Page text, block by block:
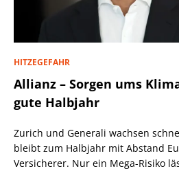
HITZEGEFAHR
Allianz – Sorgen ums
gute Halbjahr
Zurich und Generali wachsen
bleibt zum Halbjahr mit Abstand
Versicherer. Nur ein Mega-Risiko